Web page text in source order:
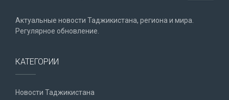
Актуальные новости Таджикистана, региона и мира.
Регулярное обновление.
КАТЕГОРИИ
Новости Таджикистана